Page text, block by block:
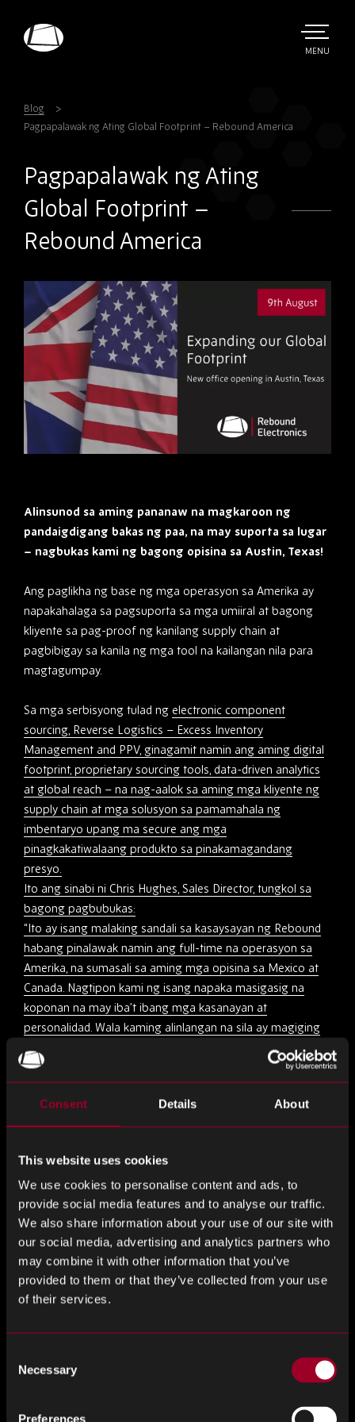
Consent Details About
This website uses cookies
We use cookies to personalise content and ads, to
provide social media features and to analyse our traffic.
We also share information about your use of our site with
our social media, advertising and analytics partners who
may combine it with other information that you’ve
provided to them or that they’ve collected from your use
of their services.
Selection
Necessary
Preferences
TOGGLE
MENU
Blog
Pagpapalawak ng Ating Global Footprint – Rebound America
Pagpapalawak ng Ating
Global Footprint –
Rebound America
Alinsunod sa aming pananaw na magkaroon ng
pandaigdigang bakas ng paa, na may suporta sa lugar
– nagbukas kami ng bagong opisina sa Austin, Texas!
Ang paglikha ng base ng mga operasyon sa Amerika ay
napakahalaga sa pagsuporta sa mga umiiral at bagong
kliyente sa pag-proof ng kanilang supply chain at
pagbibigay sa kanila ng mga tool na kailangan nila para
magtagumpay.
Sa mga serbisyong tulad ng electronic component
sourcing, Reverse Logistics – Excess Inventory
Management and PPV, ginagamit namin ang aming digital
footprint, proprietary sourcing tools, data-driven analytics
at global reach – na nag-aalok sa aming mga kliyente ng
supply chain at mga solusyon sa pamamahala ng
imbentaryo upang ma secure ang mga
pinagkakatiwalaang produkto sa pinakamagandang
presyo.
Ito ang sinabi ni Chris Hughes, Sales Director, tungkol sa
bagong pagbubukas:
“Ito ay isang malaking sandali sa kasaysayan ng Rebound
habang pinalawak namin ang full-time na operasyon sa
Amerika, na sumasali sa aming mga opisina sa Mexico at
Canada. Nagtipon kami ng isang napaka masigasig na
koponan na may iba’t ibang mga kasanayan at
personalidad. Wala kaming alinlangan na sila ay magiging
isang tunay na asset sa koponan at sa aming mga kliyente.
Ito ay mahusay na dalhin ang mga ito sa board at bigyan
sila ng isang Rebound space upang suportahan ang aming
mga kliyente.
”
North America ang pinakamabilis na lumalagong
pandaigdig. Ang paglago sa rehiyong ito ay hinihimok ng
pagtaas ng pag aampon ng mga advanced na teknolohiya,
tulad ng Internet of Things (IoT), at mga autonomous na
sasakyan.
Ang Estados Unidos ang pinakamalaking merkado sa
rehiyong ito, na may malaking bahagi sa merkado. Ang
demand para sa mga aktibong elektronikong bahagi sa
, kabilang; SC21 Silver
Award, ISO:13485:2016 & AS9210 ay nagbibigay daan sa